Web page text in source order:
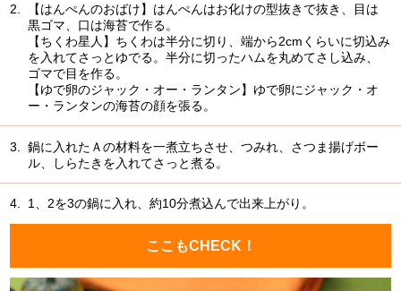
2.
【はんぺんのおばけ】はんぺんはお化けの型抜きで抜き、目は
黒ゴマ、口は海苔で作る。
【ちくわ星人】ちくわは半分に切り、端から2cmくらいに切込み
を入れてさっとゆでる。半分に切ったハムを丸めてさし込み、
ゴマで目を作る。
【ゆで卵のジャック・オー・ランタン】ゆで卵にジャック・オ
ー・ランタンの海苔の顔を張る。
3.
鍋に入れたＡの材料を一煮立ちさせ、つみれ、さつま揚げボー
ル、しらたきを入れてさっと煮る。
4. 1、2を3の鍋に入れ、約10分煮込んで出来上がり。
ここもCHECK！